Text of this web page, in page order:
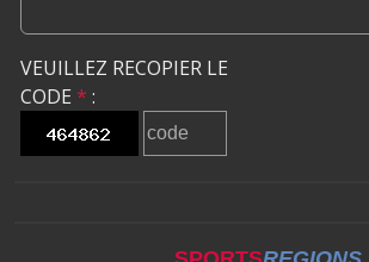
VEUILLEZ RECOPIER LE
CODE * :